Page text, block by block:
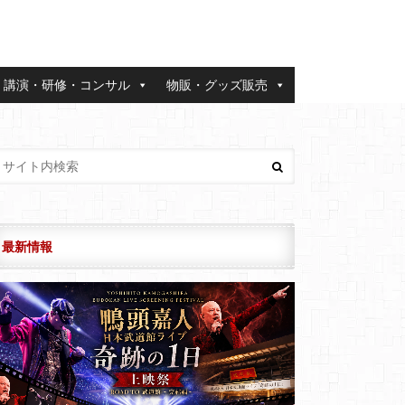
講演・研修・コンサル 物販・グッズ販売
最新情報